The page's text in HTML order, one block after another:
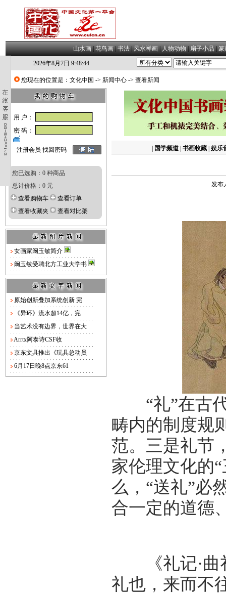
山水画|花鸟画|书法|风水禅画|人物动物|扇子小品|篆
2026年8月7日 9:48:45
您现在的位置是： 文化中国 -> 新闻中心 -> 查看新闻
用 户：
密 码：
注册会员 找回密码
您已选购：0 种商品
总计价格：0 元
查看购物车
查看订单
查看收藏夹
查看对比架
女画家阚玉敏简介
阚玉敏受聘北方工业大学书
原始创新叠加系统创新 完
《异环》流水超14亿，完
当艺术没有边界，世界在大
Arrtx阿泰诗CSF收
京东文具推出《玩具总动员
6月17日晚8点京东61
国学频道 书画收藏 娱乐
发布
“礼”在古代
畴内的制度规
范。三是礼节
家伦理文化的
么，“送礼”必
合一定的道德
《礼记·曲
礼也，来而不